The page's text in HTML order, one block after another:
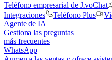
Teléfono empresarial de JivoChat
Integraciones
Teléfono Plus
Agente de IA
Gestiona las preguntas
más frecuentes
WhatsApp